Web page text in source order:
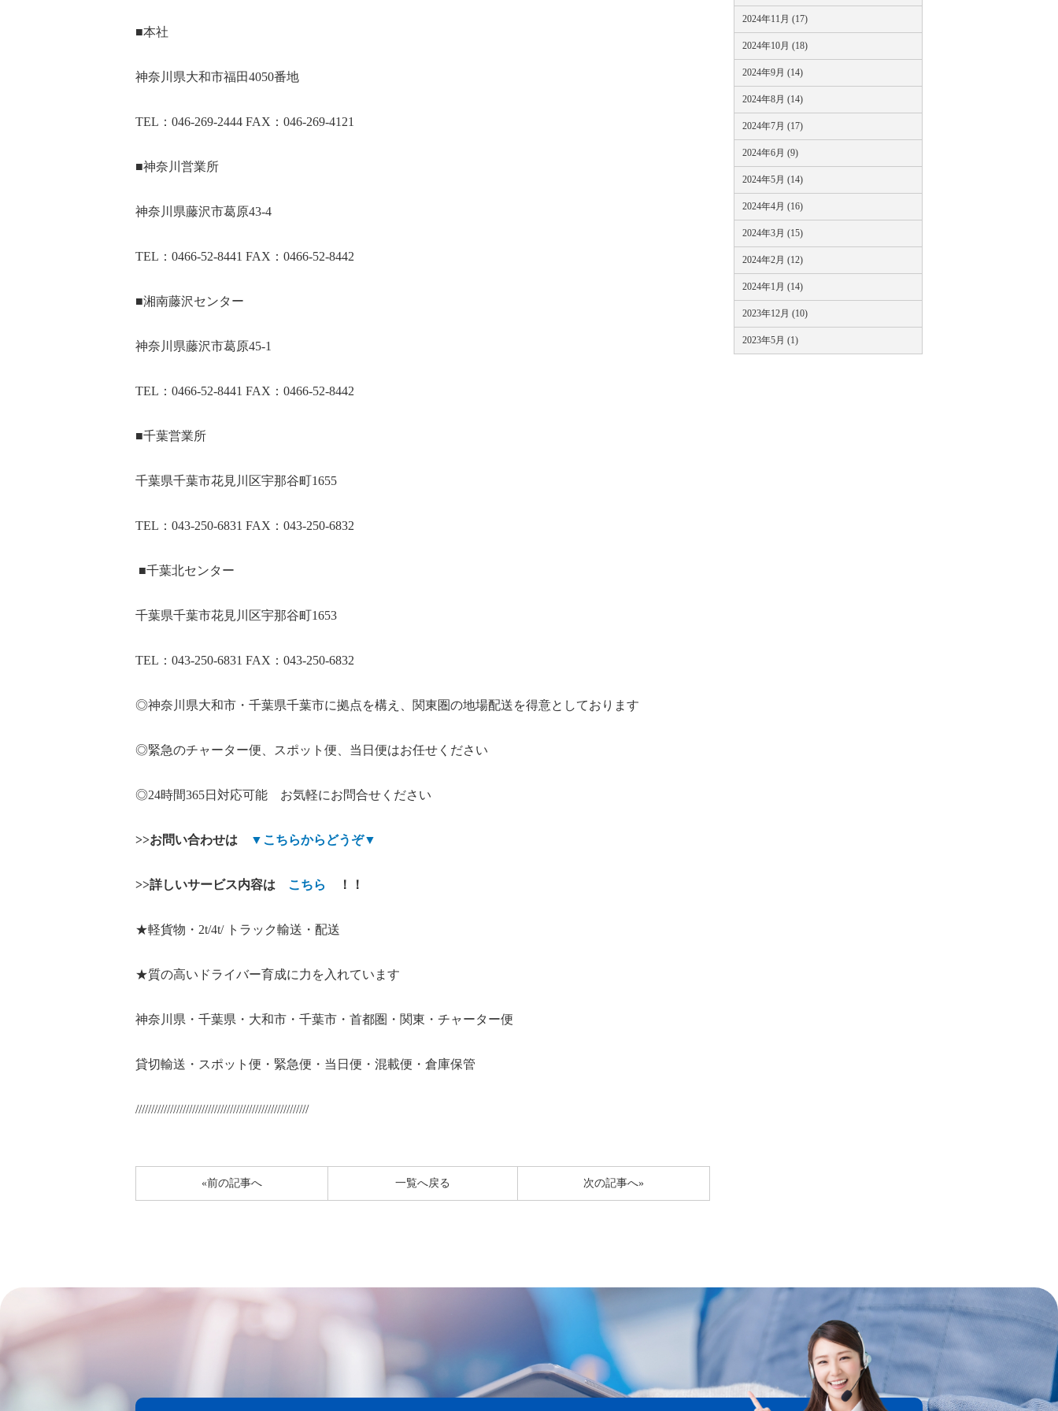
■本社
神奈川県大和市福田4050番地
TEL：046-269-2444 FAX：046-269-4121
■神奈川営業所
神奈川県藤沢市葛原43-4
TEL：0466-52-8441 FAX：0466-52-8442
■湘南藤沢センター
神奈川県藤沢市葛原45-1
TEL：0466-52-8441 FAX：0466-52-8442
■千葉営業所
千葉県千葉市花見川区宇那谷町1655
TEL：043-250-6831 FAX：043-250-6832
■千葉北センター
千葉県千葉市花見川区宇那谷町1653
TEL：043-250-6831 FAX：043-250-6832
◎神奈川県大和市・千葉県千葉市に拠点を構え、関東圏の地場配送を得意としております
◎緊急のチャーター便、スポット便、当日便はお任せください
◎24時間365日対応可能 お気軽にお問合せください
>>お問い合わせは ▼ こちらからどうぞ▼
>>詳しいサービス内容は こちら ！！
★軽貨物・2t/4t/ トラック輸送・配送
★質の高いドライバー育成に力を入れています
神奈川県・千葉県・大和市・千葉市・首都圏・関東・チャーター便
貸切輸送・スポット便・緊急便・当日便・混載便・倉庫保管
///////////////////////////////////////////////////////
«前の記事へ 次の記事へ»
一覧へ戻る
2024年11月 (17)
2024年10月 (18)
2024年9月 (14)
2024年8月 (14)
2024年7月 (17)
2024年6月 (9)
2024年5月 (14)
2024年4月 (16)
2024年3月 (15)
2024年2月 (12)
2024年1月 (14)
2023年12月 (10)
2023年5月 (1)